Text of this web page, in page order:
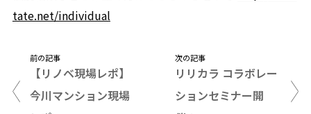
tate.net/individual
前の記事
【リノベ現場レポ】
今川マンション現場
次の記事
リリカラ コラボレー
ションセミナー開